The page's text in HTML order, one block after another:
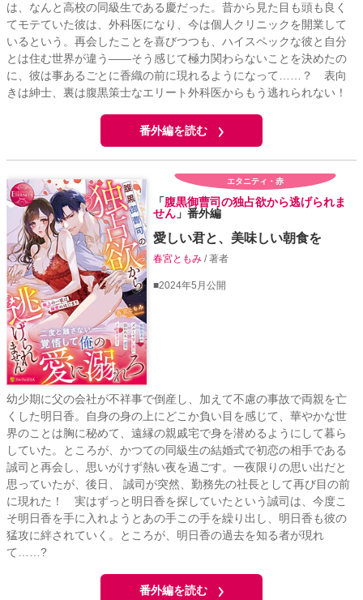
は、なんと高校の同級生である慶だった。昔から見た目も頭も良く
てモテていた彼は、外科医になり、今は個人クリニックを開業して
いるという。再会したことを喜びつつも、ハイスペックな彼と自分
とは住む世界が違う――そう感じて極力関わらないことを決めたの
に、彼は事あるごとに香織の前に現れるようになって……？ 表向
きは紳士、裏は腹黒策士なエリート外科医からもう逃れられない！
番外編を読む
エタニティ・赤
「腹黒御曹司の独占欲から逃げられま
せん 」番外編
愛しい君と、美味しい朝食を
春宮ともみ/ 著者
■2024年5月公開
幼少期に父の会社が不祥事で倒産し、加えて不慮の事故で両親を亡
くした明日香。自身の身の上にどこか負い目を感じて、華やかな世
界のことは胸に秘めて、遠縁の親戚宅で身を潜めるようにして暮ら
していた。ところが、かつての同級生の結婚式で初恋の相手である
誠司と再会し、思いがけず熱い夜を過ごす。一夜限りの思い出だと
思っていたが、後日、 誠司が突然、勤務先の社長として再び目の前
に現れた！ 実はずっと明日香を探していたという誠司は、今度こ
そ明日香を手に入れようとあの手この手を繰り出し、明日香も彼の
猛攻に絆されていく。ところが、明日香の過去を知る者が現れ
て……?
番外編を読む